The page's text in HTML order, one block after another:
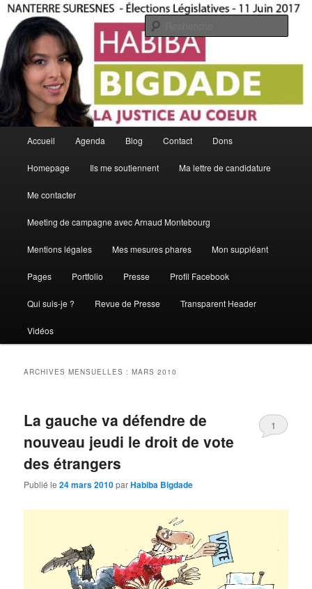
Aller
contenu
principal
Aller
contenu
secondaireHabiba Bigdade
La Justice Au Coeur
principal
Accueil Agenda Blog Contact Dons
Homepage Ils me soutiennent Ma lettre de candidature
Me contacter
Meeting de campagne avec Arnaud Montebourg
Mentions légales Mes mesures phares Mon suppléant
Pages Portfolio Presse Profil Facebook
Qui suis-je ? Revue de Presse Transparent Header
Vidéos
ARCHIVES MENSUELLES :MARS 2010
La gauche va défendre de
nouveau jeudi le droit de vote
des étrangers
Publié le24 mars 2010parHabiba Bigdade
1